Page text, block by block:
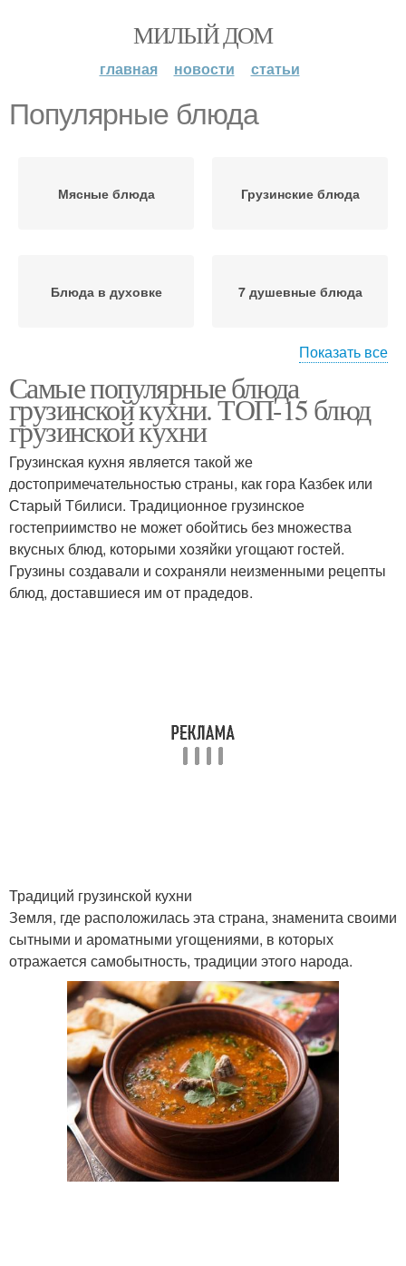
МИЛЫЙ ДОМ
главная новости статьи
Популярные блюда
Мясные блюда Грузинские блюда
Блюда в духовке 7 душевные блюда
Популярные рецепты
Показать все
Самые популярные блюда
грузинской кухни. ТОП-15 блюд
грузинской кухни
Грузинская кухня является такой же
достопримечательностью страны, как гора Казбек или
Старый Тбилиси. Традиционное грузинское
гостеприимство не может обойтись без множества
вкусных блюд, которыми хозяйки угощают гостей.
Грузины создавали и сохраняли неизменными рецепты
блюд, доставшиеся им от прадедов.
Традиций грузинской кухни
Земля, где расположилась эта страна, знаменита своими
сытными и ароматными угощениями, в которых
отражается самобытность, традиции этого народа.